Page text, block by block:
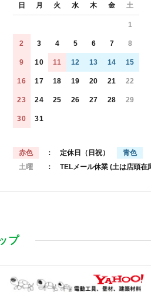
日 月 火 水 木 金 土
1
2 3 4 5 6 7 8
9 10 11 12 13 14 15
16 17 18 19 20 21 22
23 24 25 26 27 28 29
30 31
赤色 ： 定休日（日祝） 青色
土曜
： TELメール休業 (土は店頭在
プ